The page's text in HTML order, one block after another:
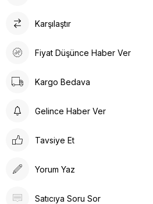
Karşılaştır
Fiyat Düşünce Haber Ver
Kargo Bedava
Gelince Haber Ver
Tavsiye Et
Yorum Yaz
Satıcıya Soru Sor